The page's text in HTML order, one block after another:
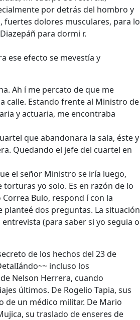
por detrás del hombro y
fuertes dolores musculares, para lo
para dormi r.
ese efecto se mevestía y
Ah í me percato de que me
calle. Estando frente al Ministro de
y actuaria, me encontraba
que abandonara la sala, éste y
Quedando el jefe del cuartel en
el señor Ministro se iría luego,
yo solo. Es en razón de lo
Bulo, respond í con la
dos preguntas. La situación
(para saber si yo seguia o
de los hechos del 23 de
incluso los
Nelson Herrera, cuando
últimos. De Rogelio Tapia, sus
de un médico militar. De Mario
su traslado de enseres de